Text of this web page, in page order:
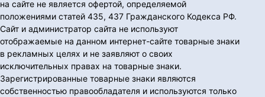
на сайте не является офертой, определяемой
положениями статей 435, 437 Гражданского Кодекса РФ.
Сайт и администратор сайта не используют
отображаемые на данном интернет-сайте товарные знаки
в рекламных целях и не заявляют о своих
исключительных правах на товарные знаки.
Зарегистрированные товарные знаки являются
собственностью правообладателя и используются только